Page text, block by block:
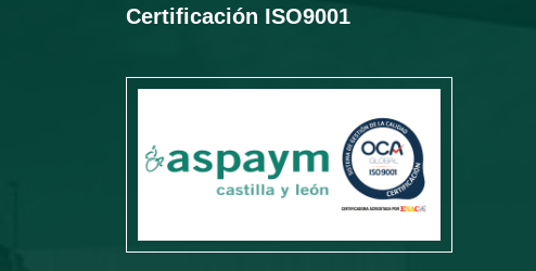
Certificación ISO9001